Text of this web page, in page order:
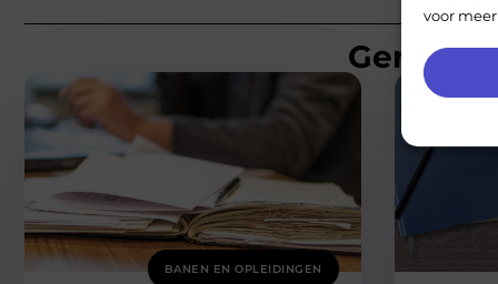
voor
BANEN EN OPLEIDINGEN